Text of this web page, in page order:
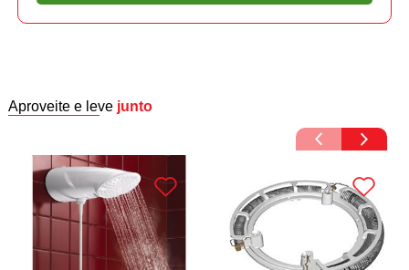
Aproveite e leve junto